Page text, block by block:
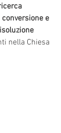
conversione e
nella Chiesa